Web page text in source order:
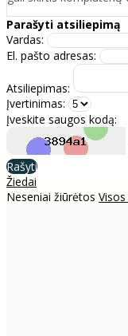
Parašyti atsiliepimą
Vardas:
El. pašto adresas:
Atsiliepimas:
Įvertinimas:
Įveskite saugos kodą:
Rašyti
Žiedai
Neseniai žiūrėtos